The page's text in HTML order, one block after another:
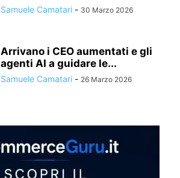
Samuele Camatari - 30 Marzo 2026
Arrivano i CEO aumentati e gli
agenti AI a guidare le...
Samuele Camatari - 26 Marzo 2026